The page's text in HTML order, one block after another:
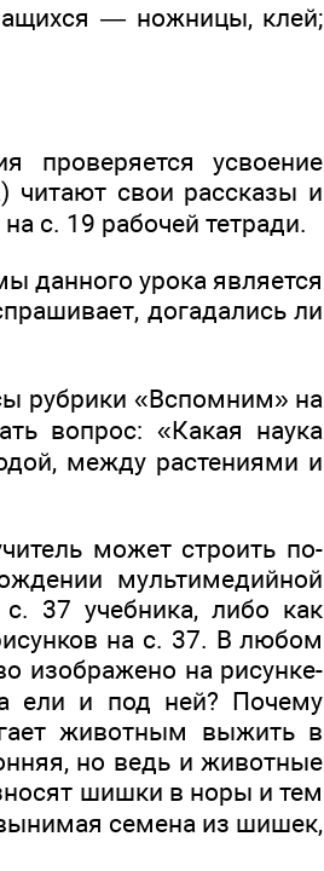
— ножницы, клей;
проверяется усвоение
читают свои рассказы и
с. 19 рабочей тетради.
данного урока является
догадались ли
рубрики «Вспомним» на
вопрос: «Какая наука
между растениями и
может строить по-
мультимедийной
37 учебника, либо как
на с. 37. В любом
изображено на рисунке-
ели и под ней? Почему
животным выжить в
но ведь и животные
шишки в норы и тем
семена из шишек,